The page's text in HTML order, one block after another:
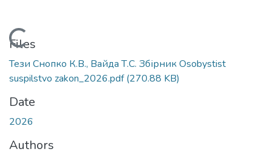
Loading...
Files
Тези Снопко К.В., Вайда Т.С. Збірник Osobystist
suspilstvo zakon_2026.pdf(270.88 KB)
Date
2026
Authors